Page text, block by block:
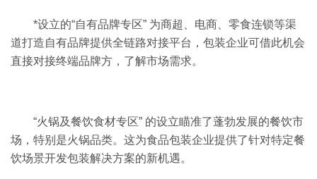
*设立的“自有品牌专区” 为商超、电商、零食连锁等渠
道打造自有品牌提供全链路对接平台，包装企业可借此机会
直接对接终端品牌方，了解市场需求。
“火锅及餐饮食材专区” 的设立瞄准了蓬勃发展的餐饮市
场，特别是火锅品类。这为食品包装企业提供了针对特定餐
饮场景开发包装解决方案的新机遇。